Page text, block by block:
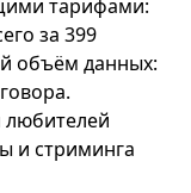
тарифами:
за 399
объём данных:
любителей
и стриминга